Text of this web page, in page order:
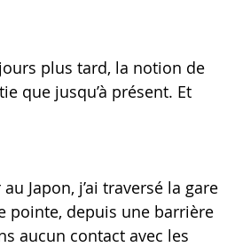
plus tard, la notion de
que jusqu’à présent. Et
Japon, j’ai traversé la gare
pointe, depuis une barrière
aucun contact avec les